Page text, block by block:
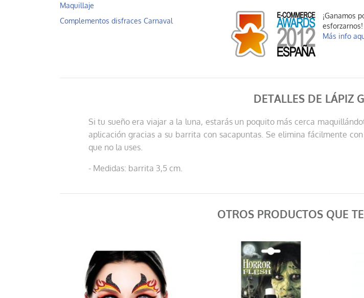
Maquillaje
Complementos disfraces Carnaval
¡Ganamos
esforzarnos!
Más info
DETALLES DE LÁPIZ
Si tu sueño era viajar a la luna, estarás un poquito más cerca
aplicación gracias a su barrita con sacapuntas. Se elimina fácilmente
que no la uses.
- Medidas: barrita 3,5 cm.
OTROS PRODUCTOS QUE